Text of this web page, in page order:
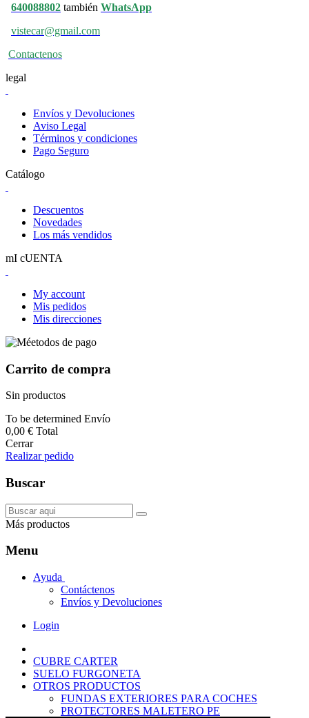
640088802 también WhatsApp
vistecar@gmail.com
Contactenos
legal
Envíos y Devoluciones
Aviso Legal
Términos y condiciones
Pago Seguro
Catálogo
Descuentos
Novedades
Los más vendidos
mI cUENTA
My account
Mis pedidos
Mis direcciones
Carrito de compra
Sin productos
To be determined Envío
0,00 € Total
Cerrar
Realizar pedido
Buscar
Más productos
Menu
Ayuda
Contáctenos
Envíos y Devoluciones
Login
CUBRE CARTER
SUELO FURGONETA
OTROS PRODUCTOS
FUNDAS EXTERIORES PARA COCHES
PROTECTORES MALETERO PE